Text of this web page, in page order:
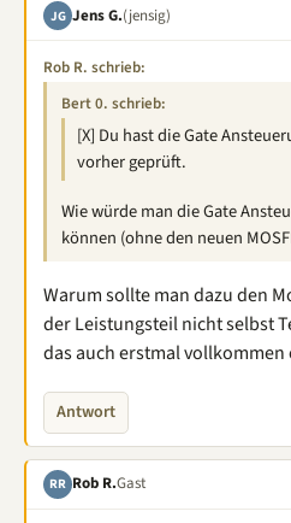
JG Jens G.(jensig)
Rob R. schrieb:
Bert 0. schrieb:
[X] Du hast die Gate
vorher geprüft.
Wie würde man die Gate
können (ohne den neuen
Warum sollte man dazu den
der Leistungsteil nicht selbst
das auch erstmal vollkommen
Antwort
RR Rob R.Gast